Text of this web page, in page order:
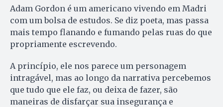
Adam Gordon é um americano vivendo em Madri
com um bolsa de estudos. Se diz poeta, mas passa
mais tempo flanando e fumando pelas ruas do que
propriamente escrevendo.
A princípio, ele nos parece um personagem
intragável, mas ao longo da narrativa percebemos
que tudo que ele faz, ou deixa de fazer, são
maneiras de disfarçar sua insegurança e